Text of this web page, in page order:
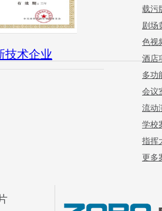
技术企业
载污
剧场
色视
酒店
多功
会议
流动
学校
指挥
更多